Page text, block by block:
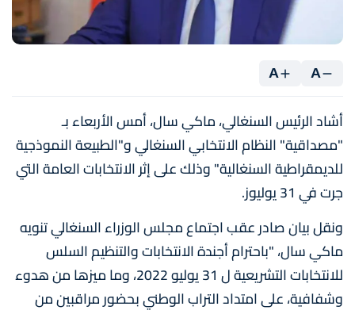
A
A
أشاد الرئيس السنغالي، ماكي سال، أمس الأربعاء بـ
"مصداقية" النظام الانتخابي السنغالي و"الطبيعة النموذجية
للديمقراطية السنغالية" وذلك على إثر الانتخابات العامة التي
جرت في 31 يوليوز.
ونقل بيان صادر عقب اجتماع مجلس الوزراء السنغالي تنويه
ماكي سال، "باحترام أجندة الانتخابات والتنظيم السلس
للانتخابات التشريعية ل 31 يوليو 2022، وما ميزها من هدوء
وشفافية، على امتداد التراب الوطني بحضور مراقبين من